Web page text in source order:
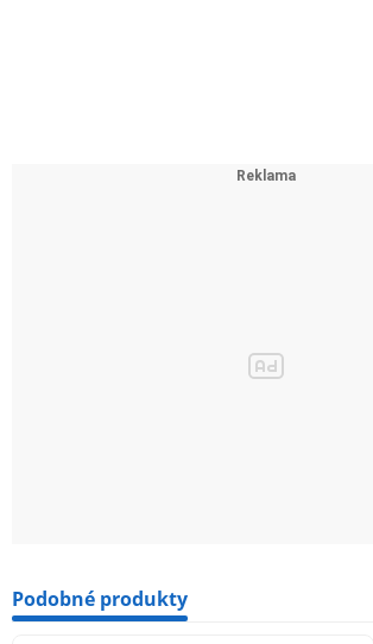
Podobné produkty